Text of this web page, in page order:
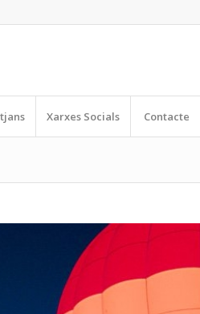
Xarxes Socials Contacte